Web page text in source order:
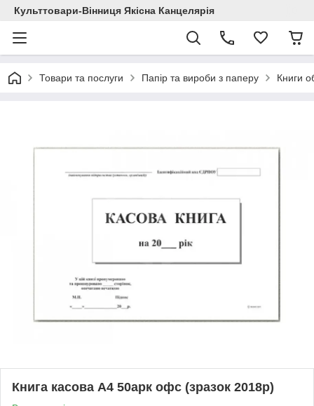
Культтовари-Вінниця Якісна Канцелярія
Товари та послуги Папір та вироби з паперу Книги
Книга касова А4 50арк офс (зразок 2018р)